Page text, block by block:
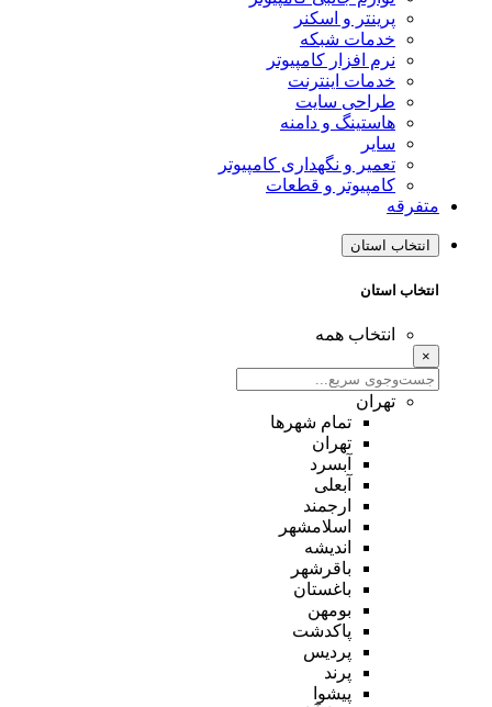
پرینتر و اسکنر
خدمات شبکه
نرم افزار کامپیوتر
خدمات اینترنت
طراحی سایت
هاستینگ و دامنه
سایر
تعمیر و نگهداری کامپیوتر
کامپیوتر و قطعات
متفرقه
انتخاب استان
انتخاب استان
انتخاب همه
×
تهران
تمام شهر‌ها
تهران
آبسرد
آبعلی
ارجمند
اسلامشهر
اندیشه
باقرشهر
باغستان
بومهن
پاکدشت
پردیس
پرند
پیشوا